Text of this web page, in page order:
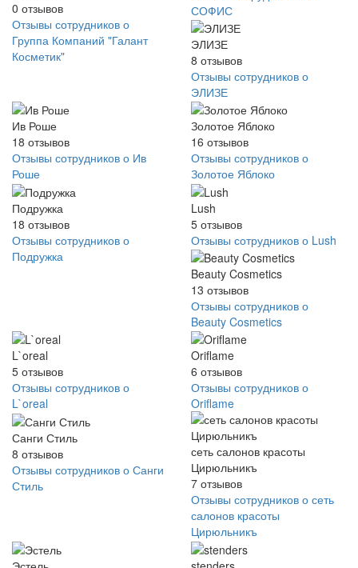
0 отзывов
Отзывы сотрудников о
Группа Компаний "Галант
Косметик"
СОФИС
ЭЛИЗЕ
8 отзывов
Отзывы сотрудников о
ЭЛИЗЕ
Ив Роше
18 отзывов
Отзывы сотрудников о Ив
Роше
Золотое Яблоко
16 отзывов
Отзывы сотрудников о
Золотое Яблоко
Подружка
18 отзывов
Отзывы сотрудников о
Подружка
Lush
5 отзывов
Отзывы сотрудников о Lush
Beauty Cosmetics
13 отзывов
Отзывы сотрудников о
Beauty Cosmetics
L`oreal
5 отзывов
Отзывы сотрудников о
L`oreal
Oriflame
6 отзывов
Отзывы сотрудников о
Oriflame
Санги Стиль
8 отзывов
Отзывы сотрудников о Санги
Стиль
сеть салонов красоты
Цирюльникъ
7 отзывов
Отзывы сотрудников о сеть
салонов красоты
Цирюльникъ